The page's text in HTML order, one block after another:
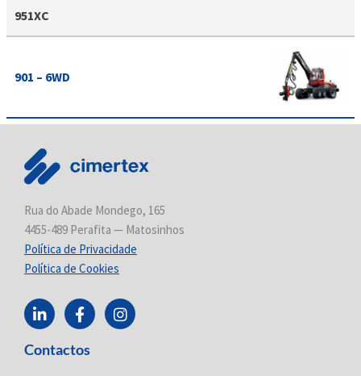
951XC
901 – 6WD
Rua do Abade Mondego, 165
4455-489 Perafita — Matosinhos
Política de Privacidade
Política de Cookies
L
i
n
k
F
a
c
e
I
n
s
Contactos